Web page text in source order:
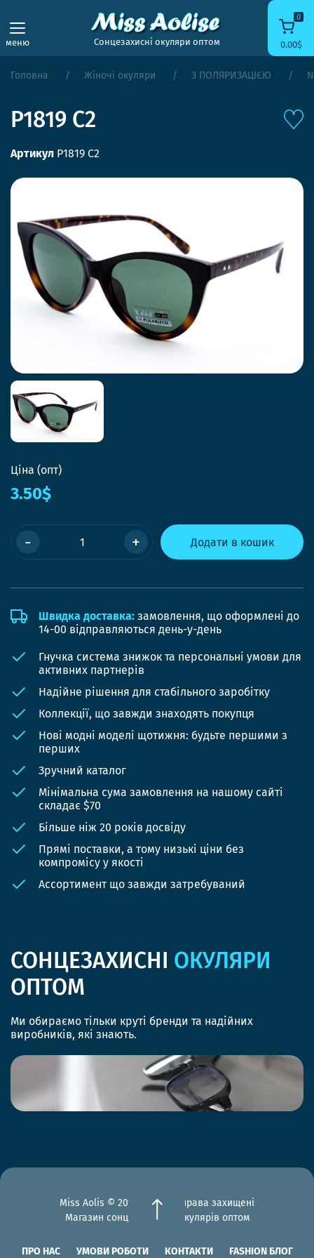
меню Сонцезахисні окуляри оптом
0
0.00$
Головна Жіночі окуляри З ПОЛЯРИЗАЦІЄЮ
P1819 C2
Артикул P1819 C2
Ціна (опт)
3.50$
- + Додати в кошик
Швидка доставка: замовлення, що оформлені до
14-00 відправляються день-у-день
Гнучка система знижок та персональні умови для
активних партнерів
Надійне рішення для стабільного заробітку
Коллекції, що завжди знаходять покупця
Нові модні моделі щотижня: будьте першими з
перших
Зручний каталог
Мінімальна сума замовлення на нашому сайті
складає $70
Більше ніж 20 років досвіду
Прямі поставки, а тому низькі ціни без
компромісу у якості
Ассортимент що завжди затребуваний
СОНЦЕЗАХИСНІ ОКУЛЯРИ
ОПТОМ
Ми обираємо тільки круті бренди та надійних
виробників, які знають.
Miss Aolis © 2012-2026 Всі права захищені
Магазин сонцезахисних окулярів оптом
ПРО НАС УМОВИ РОБОТИ КОНТАКТИ FASHION БЛОГ